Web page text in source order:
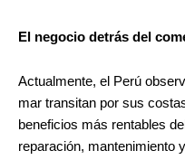
El negocio detrás del
Actualmente, el Perú
mar transitan por sus
beneficios más rentables
reparación, mantenimiento